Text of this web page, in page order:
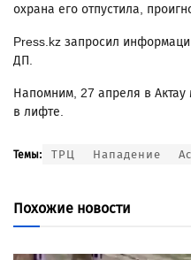
охрана его отпустила,
Press.kz запросил
ДП.
Напомним, 27 апреля в Актау
в лифте.
Темы: ТРЦ Нападение
Похожие новости